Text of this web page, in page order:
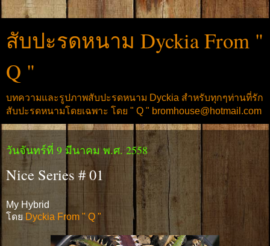
สับปะรดหนาม Dyckia From "
Q "
บทความและรูปภาพสับปะรดหนาม Dyckia สำหรับทุกๆท่านที่รัก
สับปะรดหนามโดยเฉพาะ โดย " Q " bromhouse@hotmail.com
วันจันทร์ที่ 9 มีนาคม พ.ศ. 2558
Nice Series # 01
My Hybrid
โดย Dyckia From " Q "